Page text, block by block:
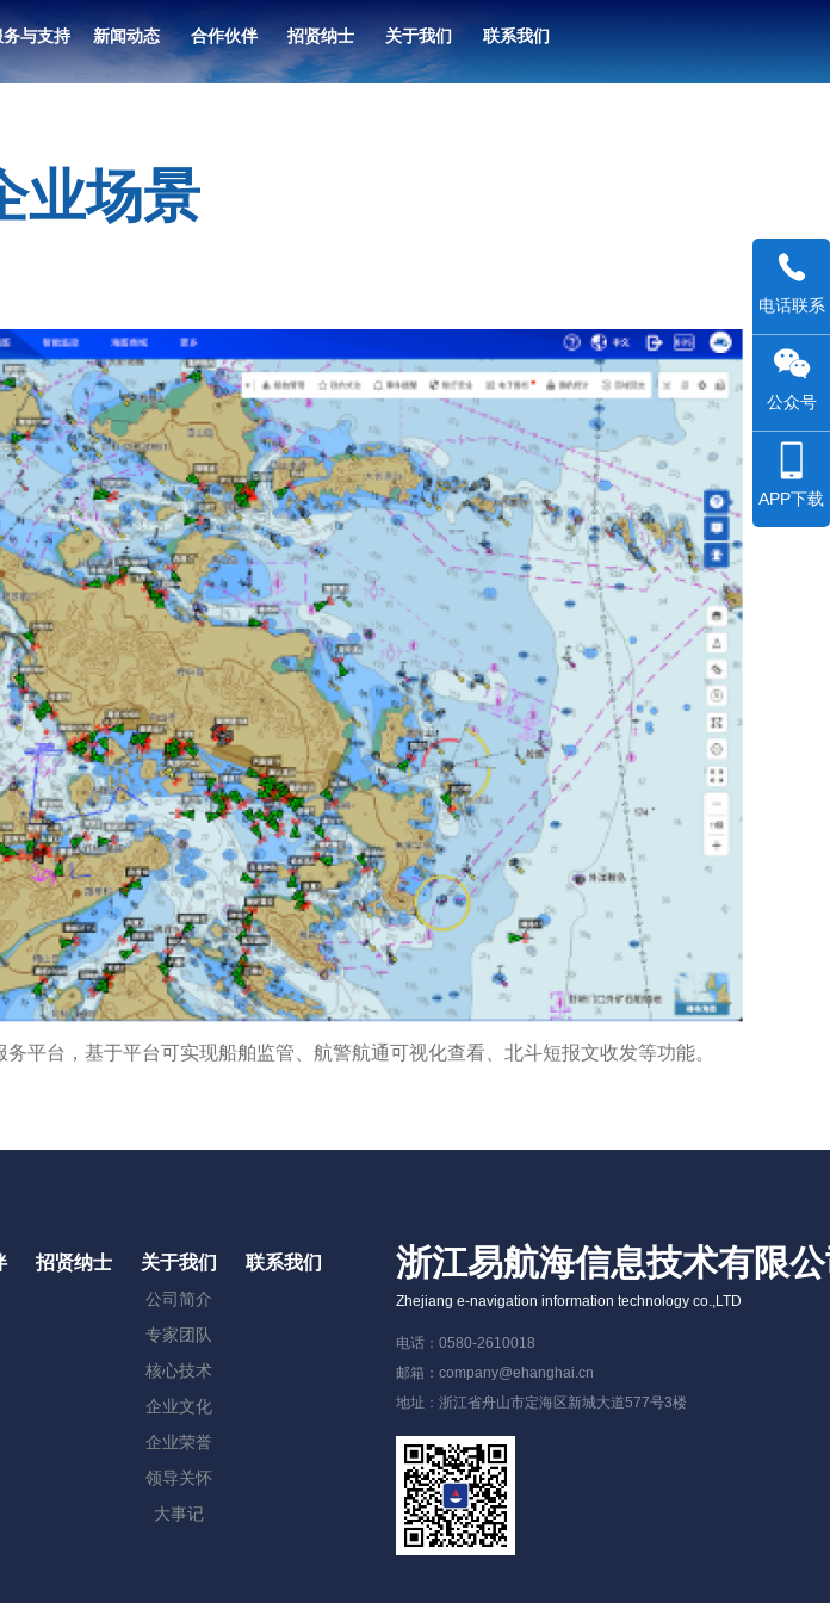
务与支持 新闻动态 合作伙伴 招贤纳士 关于我们 联系我们
电话联系
公众号
APP下载
业场景
平台，基于平台可实现船舶监管、航警航通可视化查看、北斗短报文收发等功能。
招贤纳士 关于我们
公司简介
专家团队
核心技术
企业文化
企业荣誉
领导关怀
大事记
联系我们 浙江易航海信息技术有限
Zhejiang e-navigation information technology co.,LTD
电话：0580-2610018
邮箱：company@ehanghai.cn
地址：浙江省舟山市定海区新城大道577号3楼